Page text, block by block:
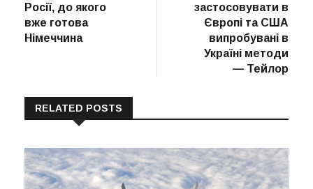
Росії, до якого
вже готова
Німеччина
застосовувати в
Європі та США
випробувані в
Україні методи
— Тейлор
RELATED POSTS